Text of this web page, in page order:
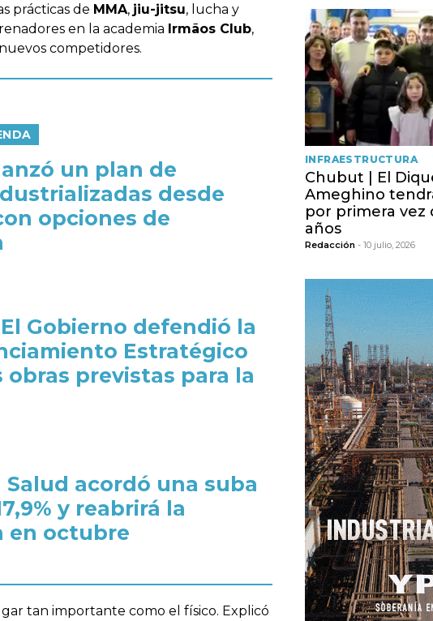
prácticas de MMA, jiu-jitsu, lucha y
en la academia Irmãos Club,
competidores.
un plan de
desde
opciones de
Gobierno defendió la
Estratégico
obras previstas para la
Salud acordó una suba
y reabrirá la
en octubre
tan importante como el físico. Explicó
INFRAESTRUCTURA
Chubut | El
Ameghino
por primera vez
años
Redacción - 10 julio, 2026